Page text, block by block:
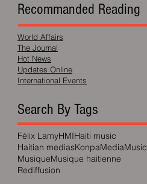
Recommanded Reading
World Affairs
The Journal
Hot News
Updates Online
International Events
Search By Tags
Félix LamyHMIHaiti music
Haitian mediasKonpaMediaMusic
MusiqueMusique haitienne
Rediffusion